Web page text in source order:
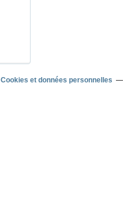
Cookies et données personnelles